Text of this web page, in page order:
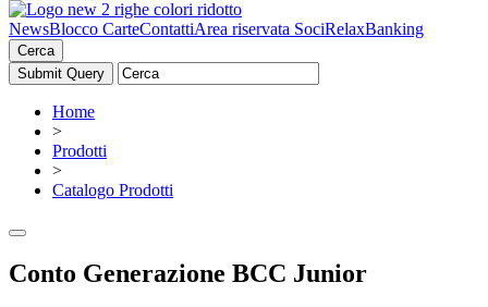
NewsBlocco CarteContattiArea riservata SociRelaxBanking
Cerca
Home
>
Prodotti
>
Catalogo Prodotti
Conto Generazione BCC Junior